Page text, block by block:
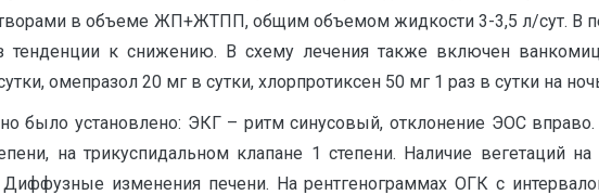
в объеме ЖП+ЖТПП, общим объемом жидкости 3-3,5 л/сут. В
к снижению. В схему лечения также включен
омепразол 20 мг в сутки, хлорпротиксен 50 мг 1 раз в сутки на
было установлено: ЭКГ – ритм синусовый, отклонение ЭОС
на трикуспидальном клапане 1 степени. Наличие вегетаций
изменения печени. На рентгенограммах ОГК с